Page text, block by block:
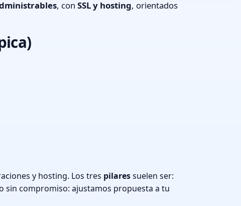
, con SSL y hosting, orientados
y hosting. Los tres pilaressuelen ser:
sin compromiso: ajustamos propuesta a tu